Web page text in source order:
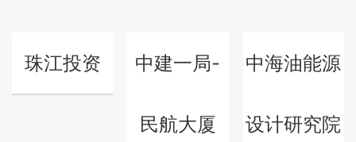
珠江投资 中建一局-
民航大厦
中海油能源
设计研究院